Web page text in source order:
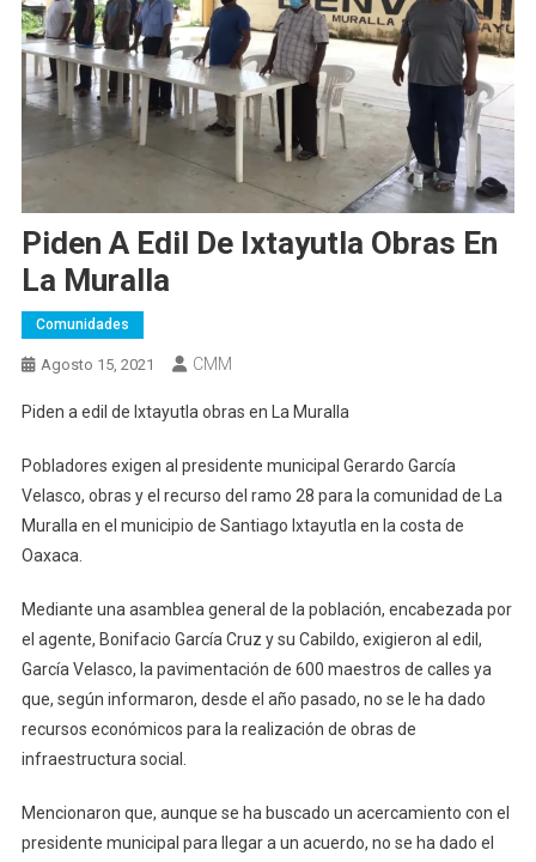
Piden A Edil De Ixtayutla Obras En
La Muralla
Comunidades
Agosto 15, 2021 CMM
Piden a edil de Ixtayutla obras en La Muralla
Pobladores exigen al presidente municipal Gerardo García
Velasco, obras y el recurso del ramo 28 para la comunidad de La
Muralla en el municipio de Santiago Ixtayutla en la costa de
Oaxaca.
Mediante una asamblea general de la población, encabezada por
el agente, Bonifacio García Cruz y su Cabildo, exigieron al edil,
García Velasco, la pavimentación de 600 maestros de calles ya
que, según informaron, desde el año pasado, no se le ha dado
recursos económicos para la realización de obras de
infraestructura social.
Mencionaron que, aunque se ha buscado un acercamiento con el
presidente municipal para llegar a un acuerdo, no se ha dado el